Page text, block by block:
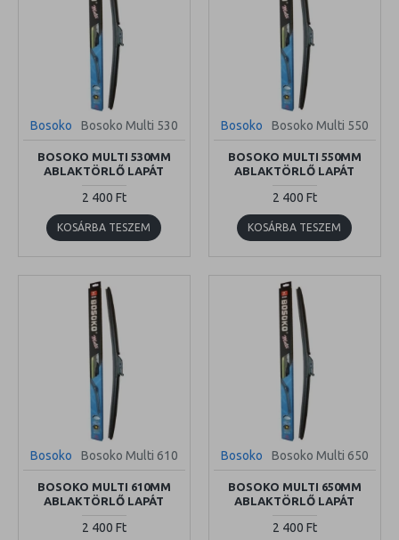
Bosoko Bosoko Multi 530
BOSOKO MULTI 530MM
ABLAKTÖRLŐ LAPÁT
2 400 Ft
KOSÁRBA TESZEM
Bosoko Bosoko Multi 550
BOSOKO MULTI 550MM
ABLAKTÖRLŐ LAPÁT
2 400 Ft
KOSÁRBA TESZEM
Bosoko Bosoko Multi 610
BOSOKO MULTI 610MM
ABLAKTÖRLŐ LAPÁT
2 400 Ft
Bosoko Bosoko Multi 650
BOSOKO MULTI 650MM
ABLAKTÖRLŐ LAPÁT
2 400 Ft